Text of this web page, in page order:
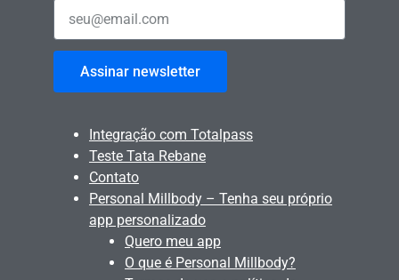
Assinar newsletter
Integração com Totalpass
Teste Tata Rebane
Contato
Personal Millbody – Tenha seu próprio
app personalizado
Quero meu app
O que é Personal Millbody?